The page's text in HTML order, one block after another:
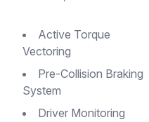
Active Torque
Vectoring
Pre-Collision Braking
System
Driver Monitoring